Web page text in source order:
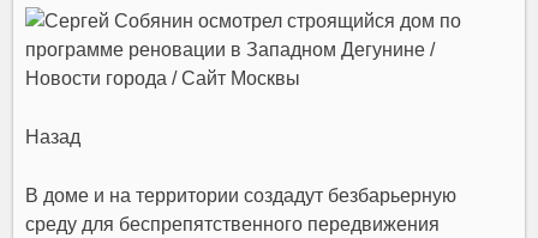
Назад
В доме и на территории создадут безбарьерную
среду для беспрепятственного передвижения